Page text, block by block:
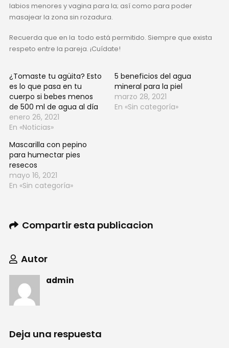
labios menores y vagina para la; así como para poder
masajear la zona sin rozadura.
Recuerda que en la todo está permitido. Siempre que exista
respeto entre la pareja. ¡Cuídate!
¿Tomaste tu agüita? Esto
es lo que pasa en tu
cuerpo si bebes menos
de 500 ml de agua al día
enero 26, 2021
En «Noticias»
5 beneficios del agua
mineral para la piel
marzo 28, 2021
En «Sin categoría»
Mascarilla con pepino
para humectar pies
resecos
mayo 16, 2021
En «Sin categoría»
Compartir esta publicacion
Autor
admin
Deja una respuesta